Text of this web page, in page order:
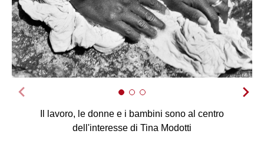
Il lavoro, le donne e i bambini sono al centro
dell'interesse di Tina Modotti